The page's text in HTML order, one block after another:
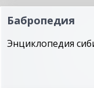
Бабропедия
Энциклопедия